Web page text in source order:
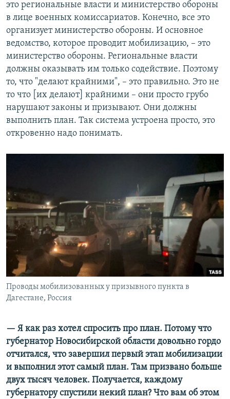
это региональные власти и министерство обороны
в лице военных комиссариатов. Конечно, все это
организует министерство обороны. И основное
ведомство, которое проводит мобилизацию, – это
министерство обороны. Региональные власти
должны оказывать им только содействие. Поэтому
то, что "делают крайними", – это правильно. Это не
то что [их делают] крайними – они просто грубо
нарушают законы и призывают. Они должны
выполнить план. Так система устроена просто, это
откровенно надо понимать.
Проводы мобилизованных у призывного пункта в
Дагестане, Россия
— Я как раз хотел спросить про план. Потому что
губернатор Новосибирской области довольно гордо
отчитался, что завершил первый этап мобилизации
и выполнил этот самый план. Там призвано больше
двух тысяч человек. Получается, каждому
губернатору спустили некий план? Что вам об этом